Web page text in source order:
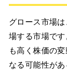
グロース市場
場する市場で
も高く株価の
なる可能性が